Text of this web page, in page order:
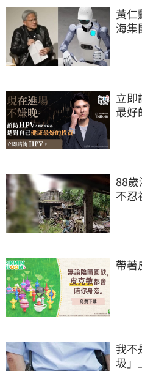
黃仁
海
立即
最好
88
不
帶著
我不
圾」